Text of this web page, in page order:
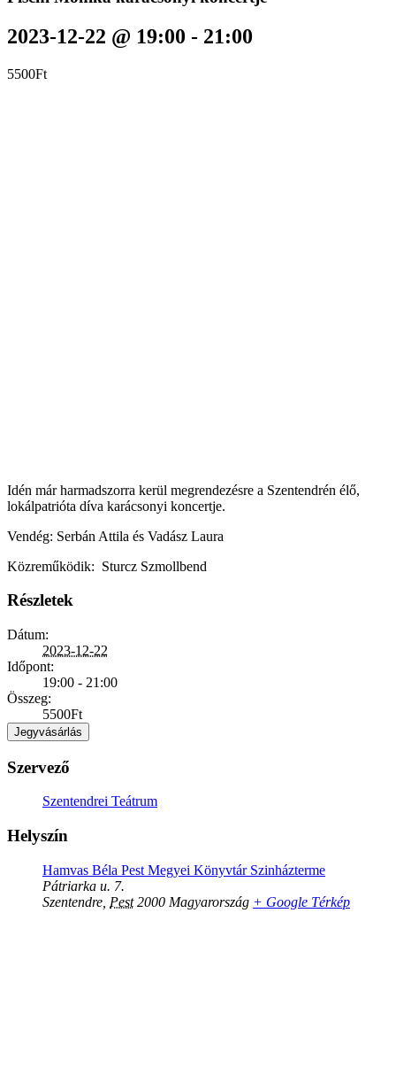
2023-12-22 @ 19:00 - 21:00
5500Ft
Idén már harmadszorra kerül megrendezésre a Szentendrén élő,
lokálpatrióta díva karácsonyi koncertje.
Vendég: Serbán Attila és Vadász Laura
Közreműködik: Sturcz Szmollbend
Részletek
Dátum:
2023-12-22
Időpont:
19:00 - 21:00
Összeg:
5500Ft
Jegyvásárlás
Szervező
Szentendrei Teátrum
Helyszín
Hamvas Béla Pest Megyei Könyvtár Szinházterme
Pátriarka u. 7.
Szentendre Pest 2000 Magyarország + Google Térkép